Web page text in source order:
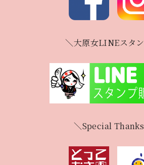
＼大原女LINEスタ
＼Special